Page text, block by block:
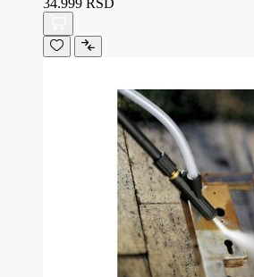
34.999 RSD